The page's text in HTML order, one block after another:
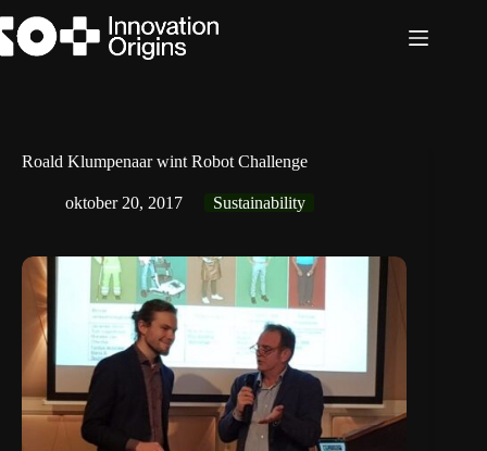
naar
de
Roald Klumpenaar wint Robot Challenge
oktober 20, 2017 Sustainability